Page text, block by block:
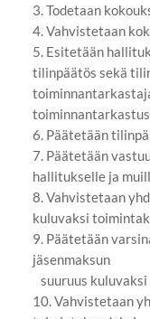
3. Todetaan
4. Vahvistetaan
5. Esitetään
tilinpäätös sekä
6. Päätetään
7. Päätetään
hallitukselle ja
8. Vahvistetaan
kuluvaksi
9. Päätetään
jäsenmaksun
suuruus
10. Vahvistetaan